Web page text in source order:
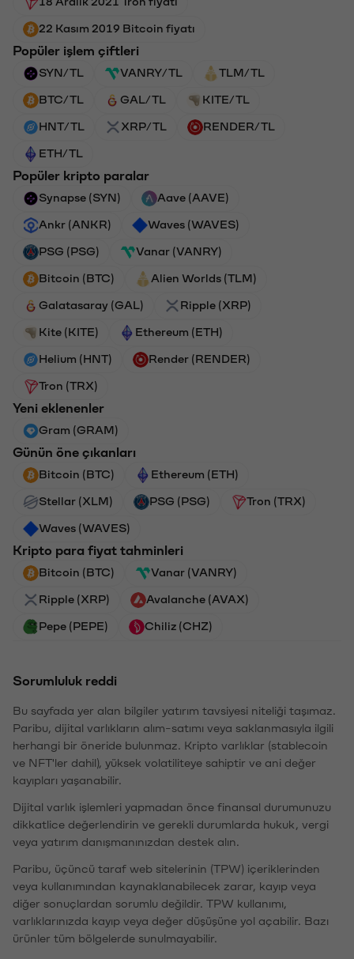
22 Kasım 2019 Bitcoin fiyatı
Popüler işlem çiftleri
SYN/TL VANRY/TL TLM/TL
BTC/TL GAL/TL KITE/TL
HNT/TL XRP/TL RENDER/TL
ETH/TL
Popüler kripto paralar
Synapse (SYN) Aave (AAVE)
Ankr (ANKR) Waves (WAVES)
PSG (PSG) Vanar (VANRY)
Bitcoin (BTC) Alien Worlds (TLM)
Galatasaray (GAL) Ripple (XRP)
Kite (KITE) Ethereum (ETH)
Helium (HNT) Render (RENDER)
Tron (TRX)
Yeni eklenenler
Gram (GRAM)
Günün öne çıkanları
Bitcoin (BTC) Ethereum (ETH)
Stellar (XLM) PSG (PSG) Tron (TRX)
Waves (WAVES)
Kripto para fiyat tahminleri
Bitcoin (BTC) Vanar (VANRY)
Ripple (XRP) Avalanche (AVAX)
Pepe (PEPE) Chiliz (CHZ)
Sorumluluk reddi
Bu sayfada yer alan bilgiler yatırım tavsiyesi niteliği taşımaz.
Paribu, dijital varlıkların alım-satımı veya saklanmasıyla ilgili
herhangi bir öneride bulunmaz. Kripto varlıklar (stablecoin
ve NFT'ler dahil), yüksek volatiliteye sahiptir ve ani değer
kayıpları yaşanabilir.
Dijital varlık işlemleri yapmadan önce finansal durumunuzu
dikkatlice değerlendirin ve gerekli durumlarda hukuk, vergi
veya yatırım danışmanınızdan destek alın.
Paribu, üçüncü taraf web sitelerinin (TPW) içeriklerinden
veya kullanımından kaynaklanabilecek zarar, kayıp veya
diğer sonuçlardan sorumlu değildir. TPW kullanımı,
varlıklarınızda kayıp veya değer düşüşüne yol açabilir. Bazı
ürünler tüm bölgelerde sunulmayabilir.